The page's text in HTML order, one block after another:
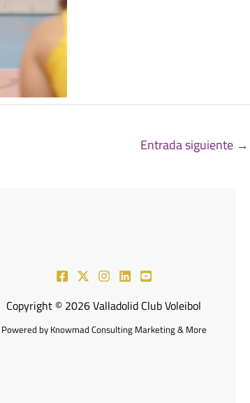
Entrada siguiente →
Copyright © 2026 Valladolid Club Voleibol
Powered by Knowmad Consulting Marketing & More